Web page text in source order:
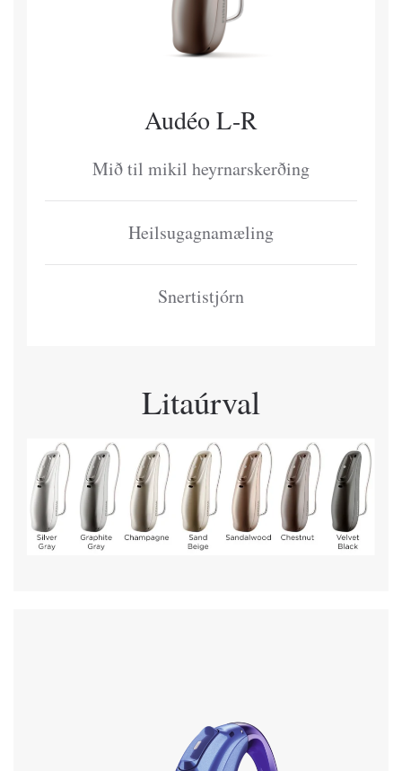
Audéo L-R
Mið til mikil heyrnarskerðing
Heilsugagnamæling
Snertistjórn
Litaúrval